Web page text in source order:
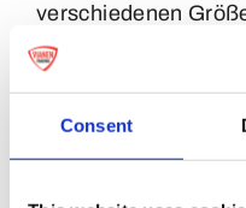
Consent
verschiedenen
Trading bedeutet:
schnellsten
für klassische